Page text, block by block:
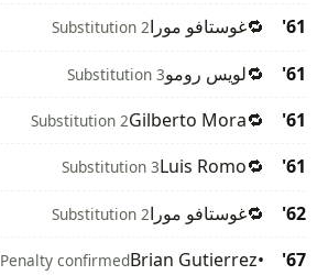
61'
🔁غوستافو موراSubstitution 2
61'
🔁لويس روموSubstitution 3
61'
🔁
Gilberto Mora
Substitution 2
61'
🔁
Luis Romo
Substitution 3
62'
🔁غوستافو موراSubstitution 2
67'
•
Brian Gutierrez
Penalty confirmed